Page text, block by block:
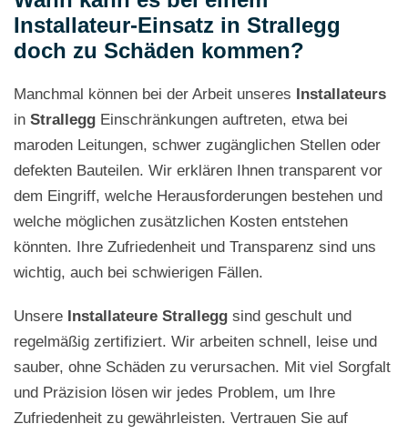
Installateur-Einsatz in Strallegg
doch zu Schäden kommen?
Manchmal können bei der Arbeit unseres Installateurs
in Strallegg Einschränkungen auftreten, etwa bei
maroden Leitungen, schwer zugänglichen Stellen oder
defekten Bauteilen. Wir erklären Ihnen transparent vor
dem Eingriff, welche Herausforderungen bestehen und
welche möglichen zusätzlichen Kosten entstehen
könnten. Ihre Zufriedenheit und Transparenz sind uns
wichtig, auch bei schwierigen Fällen.
Unsere Installateure Strallegg sind geschult und
regelmäßig zertifiziert. Wir arbeiten schnell, leise und
sauber, ohne Schäden zu verursachen. Mit viel Sorgfalt
und Präzision lösen wir jedes Problem, um Ihre
Zufriedenheit zu gewährleisten. Vertrauen Sie auf